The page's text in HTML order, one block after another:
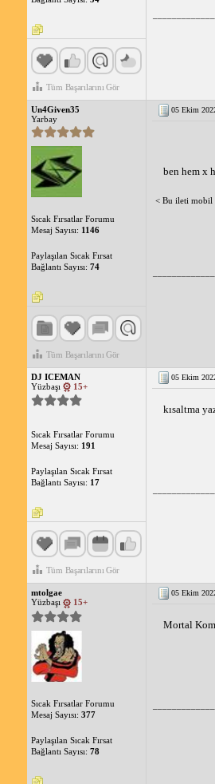
Tüm Başarılarını Gör
Un4Given35
Yarbay
Sıcak Fırsatlar Forumu
Mesaj Sayısı: 1146
Paylaşılan Sıcak Fırsat
Bağlantı Sayısı: 74
Tüm Başarılarını Gör
05 Ekim
ben hem x
< Bu ileti mobil
DJ ICEMAN
Yüzbaşı
15+
Sıcak Fırsatlar Forumu
Mesaj Sayısı: 191
Paylaşılan Sıcak Fırsat
Bağlantı Sayısı: 17
Tüm Başarılarını Gör
05 Ekim
kısaltma
mtolgae
Yüzbaşı
15+
Sıcak Fırsatlar Forumu
Mesaj Sayısı: 377
Paylaşılan Sıcak Fırsat
Bağlantı Sayısı: 78
05 Ekim
Mortal